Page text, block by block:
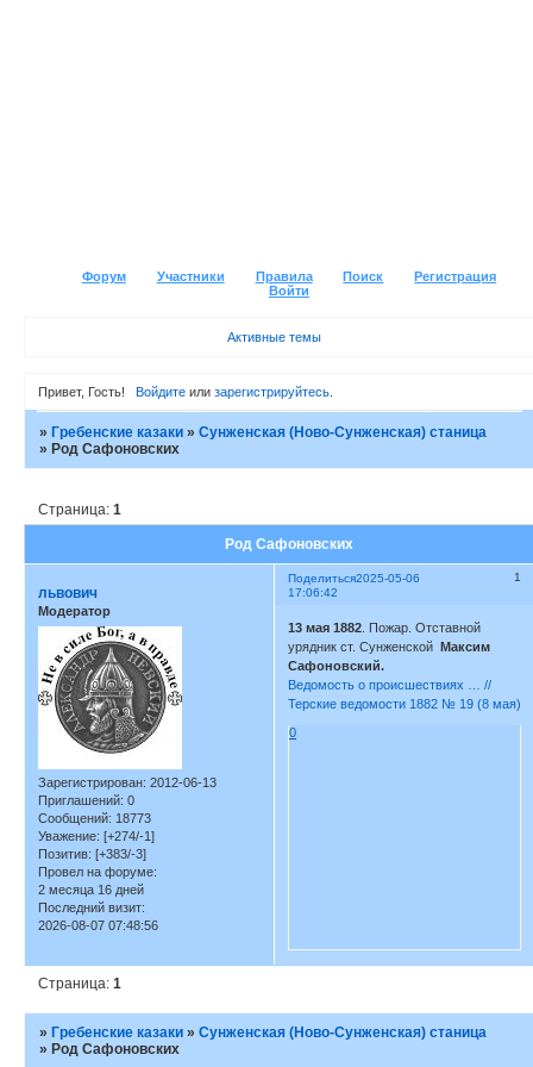
Форум Участники Правила Поиск
Регистрация
Войти
Активные темы
Привет, Гость! Войдитеили зарегистрируйтесь.
»Гребенские казаки »Сунженская (Ново-Сунженская) станица
»Род Сафоновских
Род Сафоновских
Страница:1
Поделиться 1
2025-05-06
17:06:42
львович
Модератор
Зарегистрирован: 2012-06-13
Приглашений: 0
Сообщений: 18773
Уважение: [+274/-1]
Позитив: [+383/-3]
Провел на форуме:
2 месяца 16 дней
Последний визит:
2026-08-07 07:48:56
13 мая 1882 . Пожар. Отставной
урядник ст. СунженскойМаксим
Сафоновский.
Ведомость о происшествиях … //
Терские ведомости 1882 № 19 (8 мая)
0
Страница:1
» Гребенские казаки »Сунженская (Ново-Сунженская) станица
» Род Сафоновских